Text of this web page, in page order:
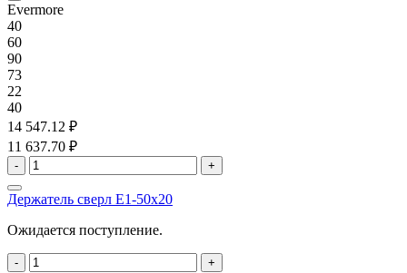
Evermore
40
60
90
73
22
40
14 547.12 ₽
11 637.70 ₽
- +
Держатель сверл E1-50x20
Ожидается поступление.
- +